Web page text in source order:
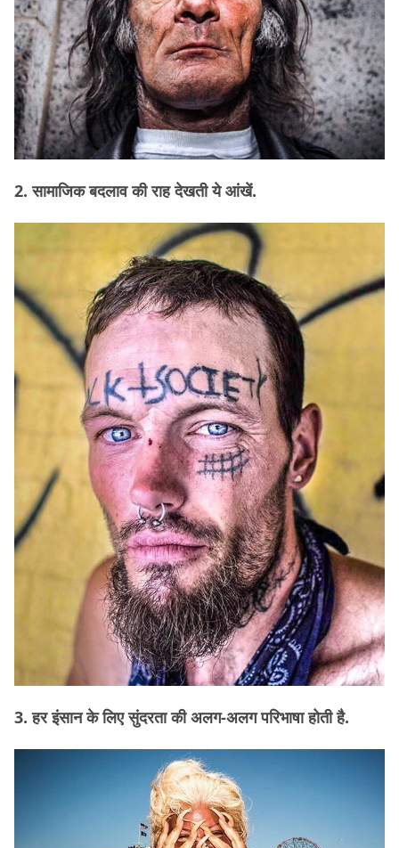
2. सामाजिक बदलाव की राह देखती ये आंखें.
3. हर इंसान के लिए सुंदरता की अलग-अलग परिभाषा होती है.